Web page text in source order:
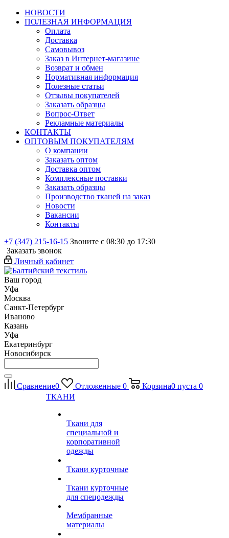
НОВОСТИ
ПОЛЕЗНАЯ ИНФОРМАЦИЯ
Оплата
Доставка
Самовывоз
Заказ в Интернет-магазине
Возврат и обмен
Нормативная информация
Полезные статьи
Отзывы покупателей
Заказать образцы
Вопрос-Ответ
Рекламные материалы
КОНТАКТЫ
ОПТОВЫМ ПОКУПАТЕЛЯМ
О компании
Заказать оптом
Доставка оптом
Комплексные поставки
Заказать образцы
Производство тканей на заказ
Новости
Вакансии
Контакты
+7 (347) 215-16-15 Звоните с 08:30 до 17:30
Заказать звонок
Личный кабинет
Ваш город
Уфа
Москва
Санкт-Петербург
Иваново
Казань
Уфа
Екатеринбург
Новосибирск
Сравнение0 Отложенные 0 Корзина0 пуста 0
ТКАНИ
Ткани для
специальной и
корпоративной
одежды
Ткани курточные
Ткани курточные
для спецодежды
Мембранные
материалы